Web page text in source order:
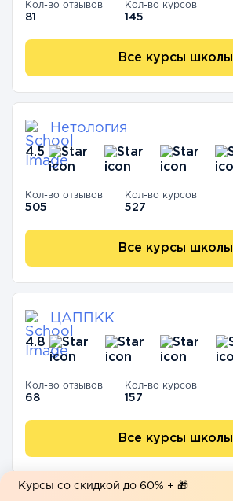
Кол-во отзывов
81
Кол-во курсов
145
Все курсы школы
Нетология
4.5
Кол-во отзывов
505
Кол-во курсов
527
Все курсы школы
ЦАППКК
4.8
Кол-во отзывов
68
Кол-во курсов
157
Все курсы школы
Курсы со скидкой до 60% + 🎁